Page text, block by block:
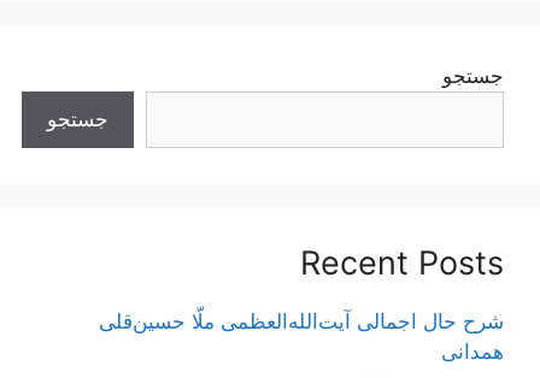
جستجو
جستجو
Recent Posts
شرح حال اجمالی آیت‌الله‌العظمی ملّا حسین‌قلی
همدانی